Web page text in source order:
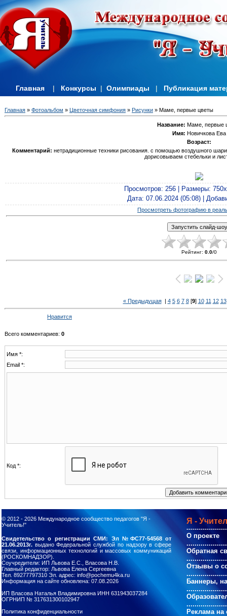
Главная | Конкурсы | Олимпиады | Публикация
Главная » Фотоальбом » Цветочная симфония » Рисунки » Маме, первые цветы
Название: Маме, первые
Имя: Новичкова Ева
Возраст:
Комментарий: нетрадиционные техники рисования. с помощью воздушного
дорисовываем стебельки и
Просмотров: 256 | Размеры:
Дата: 07.06.2024 (05:08) |
Просмотреть фотографию в
Рейтинг: 0.0/0
« Предыдущая| 4 5 6 7 8[9] 10 11 12 13
Нравится
Всего комментариев: 0
Имя *:
Email *:
Код *:
© 2012 - 2026 Международное сообщество педагогов "Я -
Учитель!"
Я -
О проекте
Обратная
Отзывы о
Баннеры,
Реклама на
Свидетельство о регистрации СМИ: Эл №ФС77-54568 от
21.06.2013г. выдано Федеральной службой по надзору в сфере
связи, информационных технологий и массовых коммуникаций
(РОСКОМНАДЗОР).
Соучредители: ИП Львова Е.С., Власова Н.В.
Главный редактор: Львова Елена Сергеевна
Тел. 89277797310 Эл. адрес: info@pochemu4ka.ru
Информация на сайте обновлена: 07.08.2026
ИП Власова Наталья Владимировна ИНН 631943037284
ОГРНИП № 317631300102947
Политика конфиденциальности